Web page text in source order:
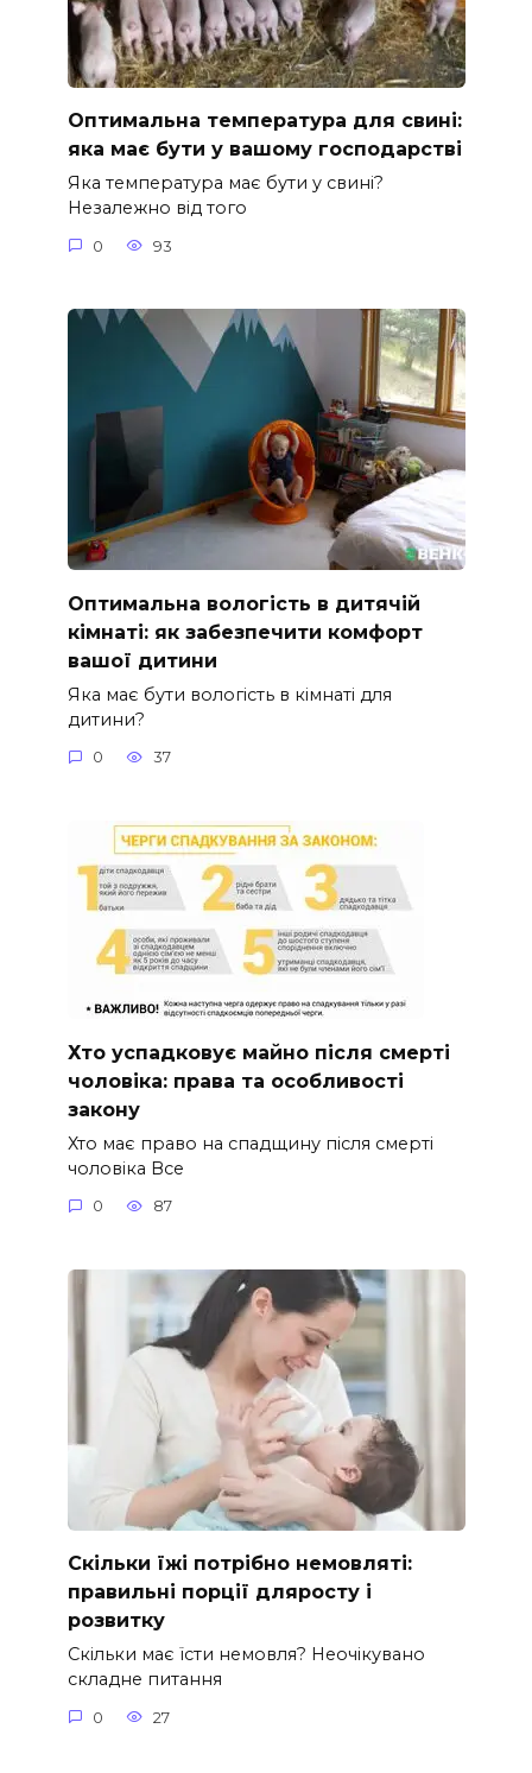
Оптимальна температура для свині:
яка має бути у вашому господарстві
Яка температура має бути у свині?
Незалежно від того
0 93
Оптимальна вологість в дитячій
кімнаті: як забезпечити комфорт
вашої дитини
Яка має бути вологість в кімнаті для
дитини?
0 37
Хто успадковує майно після смерті
чоловіка: права та особливості
закону
Хто має право на спадщину після смерті
чоловіка Все
0 87
Скільки їжі потрібно немовляті:
правильні порції дляросту і
розвитку
Скільки має їсти немовля? Неочікувано
складне питання
0 27